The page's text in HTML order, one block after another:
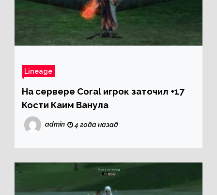
Lineage
На сервере Coral игрок заточил +17
Кости Каим Ванула
admin 4 года назад